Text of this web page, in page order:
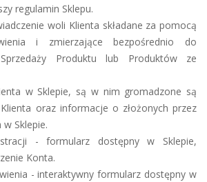
regulamin Sklepu.
woli Klienta składane za pomocą
i zmierzające bezpośrednio do
Produktu lub Produktów ze
w Sklepie, są w nim gromadzone są
oraz informacje o złożonych przez
Sklepie.
- formularz dostępny w Sklepie,
Konta.
- interaktywny formularz dostępny w